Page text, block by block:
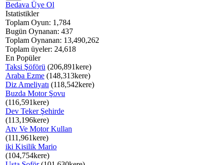
Bedava Üye Ol
Istatistikler
Toplam Oyun: 1,784
Bugün Oynanan: 437
Toplam Oynanan: 13,490,262
Toplam üyeler: 24,618
En Popüler
Taksi Şöförü (206,891kere)
Araba Ezme (148,313kere)
Diz Ameliyatı (118,542kere)
Buzda Motor Şovu
(116,591kere)
Dev Teker Şehirde
(113,196kere)
Atv Ve Motor Kullan
(111,961kere)
iki Kisilik Mario
(104,754kere)